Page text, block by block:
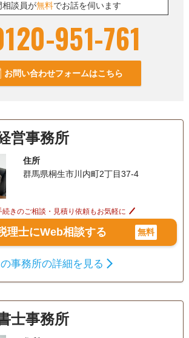
相談員が無料でお話を伺います
951-761
お問い合わせフォームはこちら
営事務所
住所
群馬県桐生市川内町2丁目37-4
続きのご相談・見積り依頼もお気軽に
理士にWeb相談する 無料
事務所の詳細を見る
士事務所